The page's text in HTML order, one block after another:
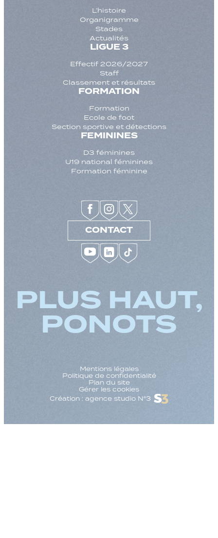
L’histoire
Organigramme
Stades
Actualités
LIGUE 3
Effectif 2026/2027
Staff
Classement et résultats
FORMATION
Formation
Ecole de foot
Section sportive et détections
FEMININES
D3 féminines
U19 national féminines
Formation féminine
CONTACT
PLUS HAUT,
PONOTS
Mentions légales
Politique de confidentialité
Plan du site
Gérer les cookies
Création : agence studio N°3